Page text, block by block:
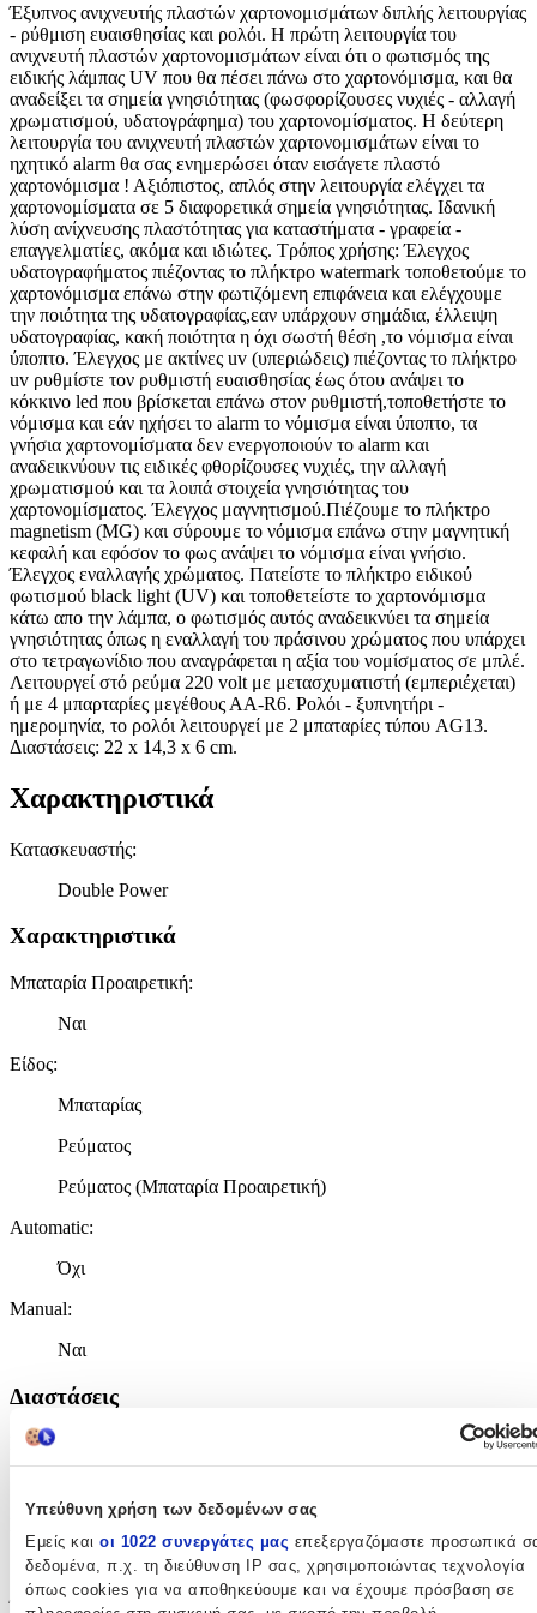
Υπεύθυνη χρήση των δεδομένων σας
Εμείς και οι 1022 συνεργάτες μας επεξεργαζόμαστε προσωπικά
δεδομένα, π.χ. τη διεύθυνση IP σας, χρησιμοποιώντας τεχνολογία
όπως cookies για να αποθηκεύουμε και να έχουμε πρόσβαση σε
Έξυπνος ανιχνευτής πλαστών χαρτονομισμάτων διπλής λειτουργίας
- ρύθμιση ευαισθησίας και ρολόι. Η πρώτη λειτουργία του
ανιχνευτή πλαστών χαρτονομισμάτων είναι ότι ο φωτισμός της
ειδικής λάμπας UV που θα πέσει πάνω στο χαρτονόμισμα, και θα
αναδείξει τα σημεία γνησιότητας (φωσφορίζουσες νυχιές - αλλαγή
χρωματισμού, υδατογράφημα) του χαρτονομίσματος. Η δεύτερη
λειτουργία του ανιχνευτή πλαστών χαρτονομισμάτων είναι το
ηχητικό alarm θα σας ενημερώσει όταν εισάγετε πλαστό
χαρτονόμισμα ! Αξιόπιστος, απλός στην λειτουργία ελέγχει τα
χαρτονομίσματα σε 5 διαφορετικά σημεία γνησιότητας. Ιδανική
λύση ανίχνευσης πλαστότητας για καταστήματα - γραφεία -
επαγγελματίες, ακόμα και ιδιώτες. Τρόπος χρήσης: Έλεγχος
υδατογραφήματος πιέζοντας το πλήκτρο watermark τοποθετούμε το
χαρτονόμισμα επάνω στην φωτιζόμενη επιφάνεια και ελέγχουμε
την ποιότητα της υδατογραφίας,εαν υπάρχουν σημάδια, έλλειψη
υδατογραφίας, κακή ποιότητα η όχι σωστή θέση ,το νόμισμα είναι
ύποπτο. Έλεγχος με ακτίνες uv (υπεριώδεις) πιέζοντας το πλήκτρο
uv ρυθμίστε τον ρυθμιστή ευαισθησίας έως ότου ανάψει το
κόκκινο led που βρίσκεται επάνω στον ρυθμιστή,τοποθετήστε το
νόμισμα και εάν ηχήσει το alarm το νόμισμα είναι ύποπτο, τα
γνήσια χαρτονομίσματα δεν ενεργοποιούν το alarm και
αναδεικνύουν τις ειδικές φθορίζουσες νυχιές, την αλλαγή
χρωματισμού και τα λοιπά στοιχεία γνησιότητας του
χαρτονομίσματος. Έλεγχος μαγνητισμού.Πιέζουμε το πλήκτρο
magnetism (MG) και σύρουμε το νόμισμα επάνω στην μαγνητική
κεφαλή και εφόσον το φως ανάψει το νόμισμα είναι γνήσιο.
Έλεγχος εναλλαγής χρώματος. Πατείστε το πλήκτρο ειδικού
φωτισμού black light (UV) και τοποθετείστε το χαρτονόμισμα
κάτω απο την λάμπα, ο φωτισμός αυτός αναδεικνύει τα σημεία
γνησιότητας όπως η εναλλαγή του πράσινου χρώματος που υπάρχει
στο τετραγωνίδιο που αναγράφεται η αξία του νομίσματος σε μπλέ.
Λειτουργεί στό ρεύμα 220 volt με μετασχυματιστή (εμπεριέχεται)
ή με 4 μπαρταρίες μεγέθους ΑΑ-R6. Ρολόι - ξυπνητήρι -
ημερομηνία, το ρολόι λειτουργεί με 2 μπαταρίες τύπου AG13.
Διαστάσεις: 22 x 14,3 x 6 cm.
Χαρακτηριστικά
Κατασκευαστής:
Double Power
Χαρακτηριστικά
Μπαταρία Προαιρετική:
Ναι
Είδος:
Μπαταρίας
Ρεύματος
Ρεύματος (Μπαταρία Προαιρετική)
Automatic:
Όχι
Manual:
Ναι
Διαστάσεις
Πλάτος
14.3
Ύψος :